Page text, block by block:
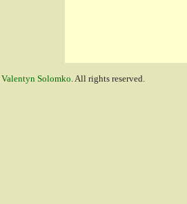
Valentyn Solomko. All rights reserved.